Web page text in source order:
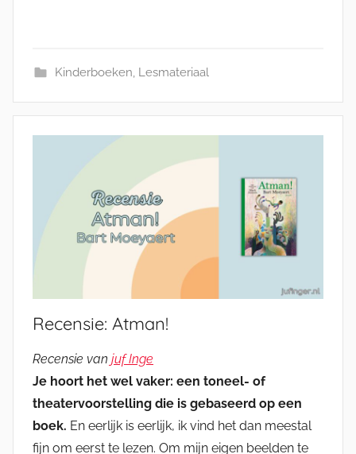
Kinderboeken, Lesmateriaal
Recensie: Atman!
Recensie van juf Inge
Je hoort het wel vaker: een toneel- of
theatervoorstelling die is gebaseerd op een
boek. En eerlijk is eerlijk, ik vind het dan meestal
fijn om eerst te lezen. Om mijn eigen beelden te